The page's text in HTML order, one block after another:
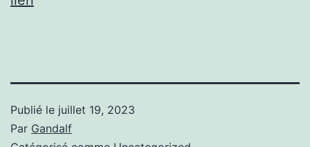
Publié le juillet 19, 2023
Par Gandalf